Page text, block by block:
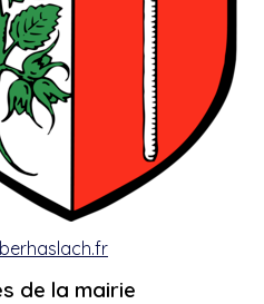
de la mairie